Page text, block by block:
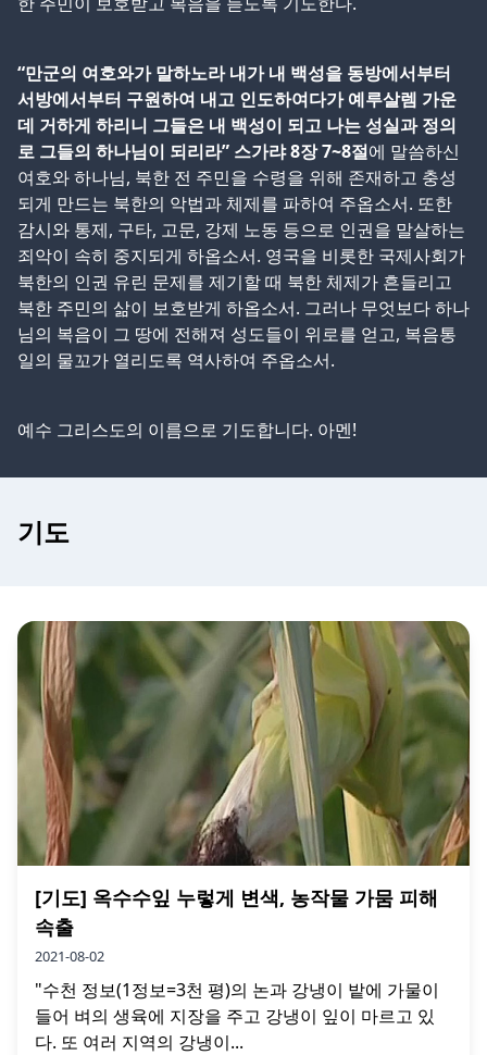
“만군의 여호와가 말하노라 내가 내 백성을 동방에서부터
서방에서부터 구원하여 내고 인도하여다가 예루살렘 가운
데 거하게 하리니 그들은 내 백성이 되고 나는 성실과 정의
로 그들의 하나님이 되리라” 스가랴 8장 7~8절에 말씀하신
여호와 하나님, 북한 전 주민을 수령을 위해 존재하고 충성
되게 만드는 북한의 악법과 체제를 파하여 주옵소서. 또한
감시와 통제, 구타, 고문, 강제 노동 등으로 인권을 말살하는
죄악이 속히 중지되게 하옵소서. 영국을 비롯한 국제사회가
북한의 인권 유린 문제를 제기할 때 북한 체제가 흔들리고
북한 주민의 삶이 보호받게 하옵소서. 그러나 무엇보다 하나
님의 복음이 그 땅에 전해져 성도들이 위로를 얻고, 복음통
일의 물꼬가 열리도록 역사하여 주옵소서.
예수 그리스도의 이름으로 기도합니다. 아멘!
기도
[기도] 옥수수잎 누렇게 변색, 농작물 가뭄 피해
속출
2021-08-02
"수천 정보(1정보=3천 평)의 논과 강냉이 밭에 가물이
들어 벼의 생육에 지장을 주고 강냉이 잎이 마르고 있
다. 또 여러 지역의 강냉이...